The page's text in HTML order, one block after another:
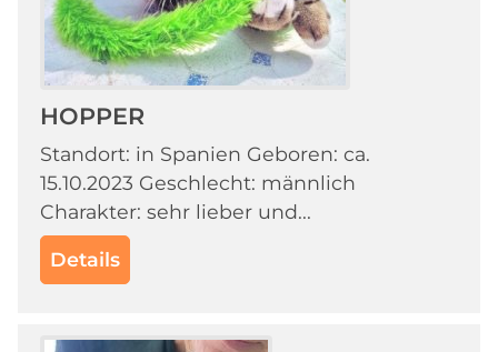
HOPPER
Standort: in Spanien Geboren: ca.
15.10.2023 Geschlecht: männlich
Charakter: sehr lieber und...
Details